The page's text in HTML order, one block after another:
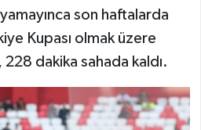
son haftalarda
Kupası olmak üzere
dakika sahada kaldı.